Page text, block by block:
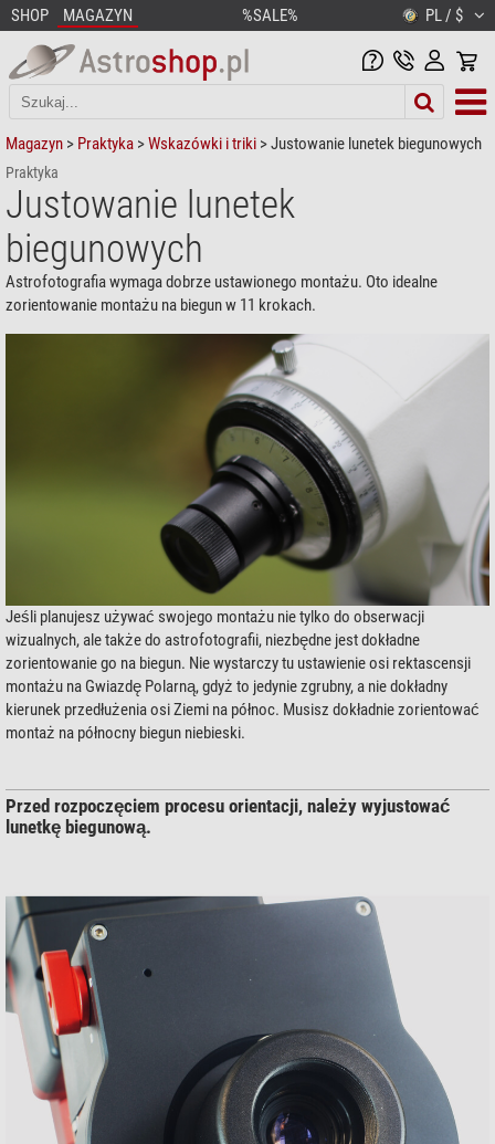
SHOP MAGAZYN %SALE% PL / $
Magazyn > Praktyka >Wskazówki i triki > Justowanie lunetek biegunowych
Praktyka
Justowanie lunetek
biegunowych
Astrofotografia wymaga dobrze ustawionego montażu. Oto idealne
zorientowanie montażu na biegun w 11 krokach.
Jeśli planujesz używać swojego montażu nie tylko do obserwacji
wizualnych, ale także do astrofotografii, niezbędne jest dokładne
zorientowanie go na biegun. Nie wystarczy tu ustawienie osi rektascensji
montażu na Gwiazdę Polarną, gdyż to jedynie zgrubny, a nie dokładny
kierunek przedłużenia osi Ziemi na północ. Musisz dokładnie zorientować
montaż na północny biegun niebieski.
Przed rozpoczęciem procesu orientacji, należy wyjustować
lunetkę biegunową.